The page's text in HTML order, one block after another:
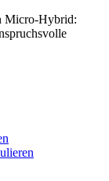
Micro-Hybrid: